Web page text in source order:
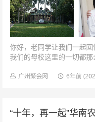
你好，老同学让我们一起
我们的母校这里的一切都
何变迁多么庆幸我还是在这
广州聚会网 6年前
“十年，再一起”华南